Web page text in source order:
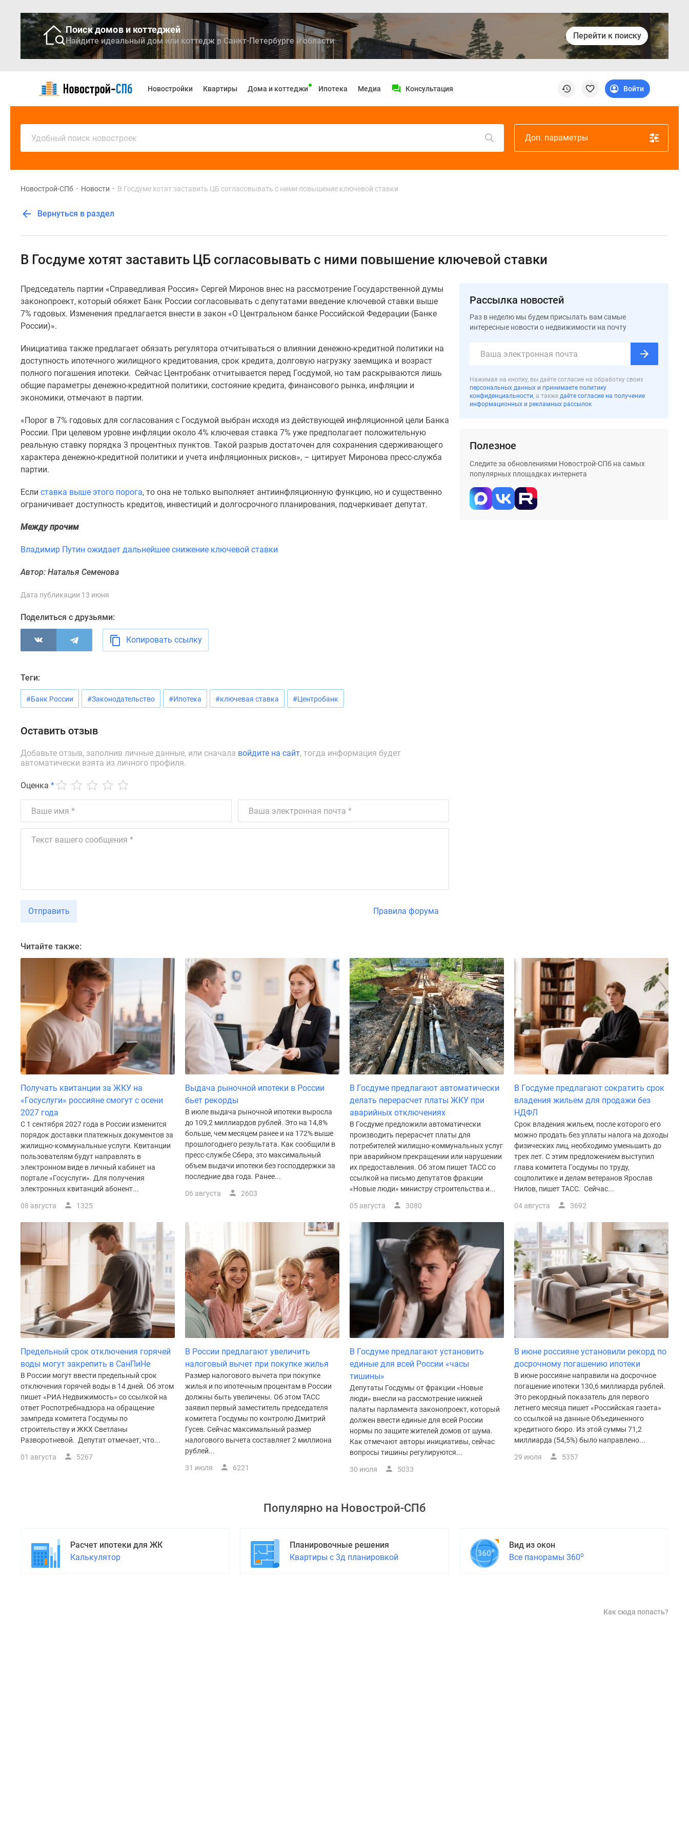
Поиск домов и коттеджей
Найдите идеальный дом или коттедж в Санкт-Петербурге и области
Перейти к поиску
Медиа
проекте
Контакты
сайте
застройщики
авторы
Машино-
Апартаменты
Новостройки
Готовые
новостройки
Покупателю
Новостройки
Петербурга
новостроек
ипотека
Панорамы
комнатные
Субсидированная
застройщиком
Студии
Ипотечный
калькулятор
Новостройки
области
Квартиры
Новостройки
Санкт-
поселки
Ленинградской
коттеджные
поселки
Строящиеся
коттеджные
Коттеджные
поселки
Коттеджные
поселки
Коттеджные
ипотеку
центры
Траншевая
ипотека
Скидки
Рассрочка
Новостройки Квартиры Дома и коттеджи Ипотека Медиа Консультация Войти
Удобный поиск новостроек Доп. параметры
Новострой-СПб • Новости • В Госдуме хотят заставить ЦБ согласовывать с ними повышение ключевой ставки
Вернуться в раздел
В Госдуме хотят заставить ЦБ согласовывать с ними повышение ключевой ставки
Председатель партии «Справедливая Россия» Сергей Миронов внес на рассмотрение Государственной думы
законопроект, который обяжет Банк России согласовывать с депутатами введение ключевой ставки выше
7% годовых. Изменения предлагается внести в закон «О Центральном банке Российской Федерации (Банке
России)».
Инициатива также предлагает обязать регулятора отчитываться о влиянии денежно-кредитной политики на
доступность ипотечного жилищного кредитования, срок кредита, долговую нагрузку заемщика и возраст
полного погашения ипотеки. Сейчас Центробанк отчитывается перед Госдумой, но там раскрываются лишь
общие параметры денежно-кредитной политики, состояние кредита, финансового рынка, инфляции и
экономики, отмечают в партии.
«Порог в 7% годовых для согласования с Госдумой выбран исходя из действующей инфляционной цели Банка
России. При целевом уровне инфляции около 4% ключевая ставка 7% уже предполагает положительную
реальную ставку порядка 3 процентных пунктов. Такой разрыв достаточен для сохранения сдерживающего
характера денежно-кредитной политики и учета инфляционных рисков», – цитирует Миронова пресс-служба
партии.
Если ставка выше этого порога, то она не только выполняет антиинфляционную функцию, но и существенно
ограничивает доступность кредитов, инвестиций и долгосрочного планирования, подчеркивает депутат.
Между прочим
Владимир Путин ожидает дальнейшее снижение ключевой ставки
Автор: Наталья Семенова
Дата публикации 13 июня
Поделиться с друзьями:
Копировать ссылку
Теги:
#Банк России #Законодательство #Ипотека #ключевая ставка #Центробанк
Оставить отзыв
Добавьте отзыв, заполнив личные данные, или сначала войдите на сайт, тогда информация будет
автоматически взята из личного профиля.
Оценка *
Отправить Правила форума
Рассылка новостей
Раз в неделю мы будем присылать вам самые
интересные новости о недвижимости на почту
Нажимая на кнопку, вы даёте согласие на обработку своих
персональных данных и принимаете политику
конфиденциальности, а также даёте согласие на получение
информационных и рекламных рассылок
Полезное
Следите за обновлениями Новострой-СПб на самых
популярных площадках интернета
Читайте также:
Получать квитанции за ЖКУ на
«Госуслуги» россияне смогут с осени
2027 года
С 1 сентября 2027 года в России изменится
порядок доставки платежных документов за
жилищно-коммунальные услуги. Квитанции
пользователям будут направлять в
электронном виде в личный кабинет на
портале «Госуслуги». Для получения
электронных квитанций абонент...
08 августа 1325
Выдача рыночной ипотеки в России
бьет рекорды
В июле выдача рыночной ипотеки выросла
до 109,2 миллиардов рублей. Это на 14,8%
больше, чем месяцем ранее и на 172% выше
прошлогоднего результата. Как сообщили в
пресс-службе Сбера, это максимальный
объем выдачи ипотеки без господдержки за
последние два года. Ранее...
06 августа 2603
В Госдуме предлагают автоматически
делать перерасчет платы ЖКУ при
аварийных отключениях
В Госдуме предложили автоматически
производить перерасчет платы для
потребителей жилищно-коммунальных услуг
при аварийном прекращении или нарушении
их предоставления. Об этом пишет ТАСС со
ссылкой на письмо депутатов фракции
«Новые люди» министру строительства и...
05 августа 3080
В Госдуме предлагают сократить срок
владения жильем для продажи без
НДФЛ
Срок владения жильем, после которого его
можно продать без уплаты налога на доходы
физических лиц, необходимо уменьшить до
трех лет. С этим предложением выступил
глава комитета Госдумы по труду,
соцполитике и делам ветеранов Ярослав
Нилов, пишет ТАСС. Сейчас...
04 августа 3692
Предельный срок отключения горячей
воды могут закрепить в СанПиНе
В России могут ввести предельный срок
отключения горячей воды в 14 дней. Об этом
пишет «РИА Недвижимость» со ссылкой на
ответ Роспотребнадзора на обращение
зампреда комитета Госдумы по
строительству и ЖКХ Светланы
Разворотневой. Депутат отмечает, что...
01 августа 5267
В России предлагают увеличить
налоговый вычет при покупке жилья
Размер налогового вычета при покупке
жилья и по ипотечным процентам в России
должны быть увеличены. Об этом ТАСС
заявил первый заместитель председателя
комитета Госдумы по контролю Дмитрий
Гусев. Сейчас максимальный размер
налогового вычета составляет 2 миллиона
рублей...
31 июля 6221
В Госдуме предлагают установить
единые для всей России «часы
тишины»
Депутаты Госдумы от фракции «Новые
люди» внесли на рассмотрение нижней
палаты парламента законопроект, который
должен ввести единые для всей России
нормы по защите жителей домов от шума.
Как отмечают авторы инициативы, сейчас
вопросы тишины регулируются...
30 июля 5033
В июне россияне установили рекорд по
досрочному погашению ипотеки
В июне россияне направили на досрочное
погашение ипотеки 130,6 миллиарда рублей.
Это рекордный показатель для первого
летнего месяца пишет «Российская газета»
со ссылкой на данные Объединенного
кредитного бюро. Из этой суммы 71,2
миллиарда (54,5%) было направлено...
29 июля 5357
Популярно на Новострой-СПб
Расчет ипотеки для ЖК
Калькулятор
Планировочные решения
Квартиры с 3д планировкой
Вид из окон
Все панорамы 360о
Как сюда попасть?